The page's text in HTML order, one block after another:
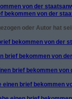
von der
bekommen von der
oder Autor hat
bekommen von der
brief bekommen von
brief bekommen
einen brief bekommen